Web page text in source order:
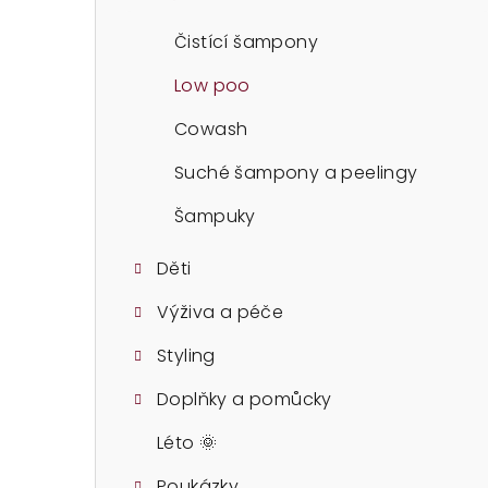
Čistící šampony
Low poo
Cowash
Suché šampony a peelingy
Šampuky
Děti
Výživa a péče
Styling
Doplňky a pomůcky
Léto 🌞